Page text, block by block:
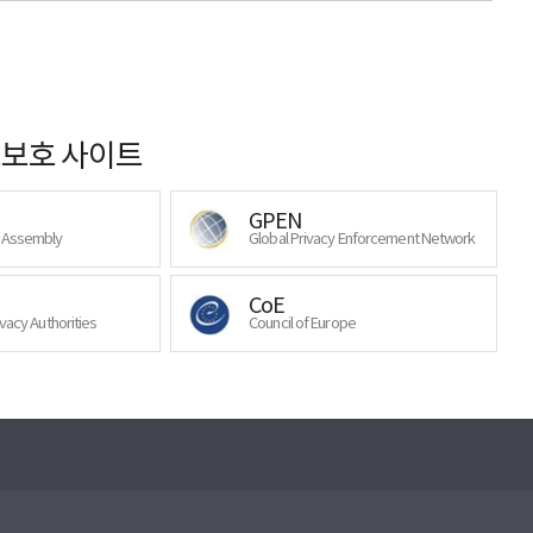
호 사이트
GPEN
Global Privacy Enforcement Network
Authorities
CoE
Council of Europe